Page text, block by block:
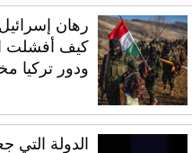
رهان
كيف أفشلت
ودور تركيا
الدولة التي